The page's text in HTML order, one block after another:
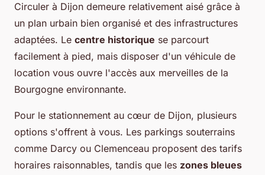
Circuler à Dijon demeure relativement aisé grâce à
un plan urbain bien organisé et des infrastructures
adaptées. Le centre historique se parcourt
facilement à pied, mais disposer d'un véhicule de
location vous ouvre l'accès aux merveilles de la
Bourgogne environnante.
Pour le stationnement au cœur de Dijon, plusieurs
options s'offrent à vous. Les parkings souterrains
comme Darcy ou Clemenceau proposent des tarifs
horaires raisonnables, tandis que les zones bleues